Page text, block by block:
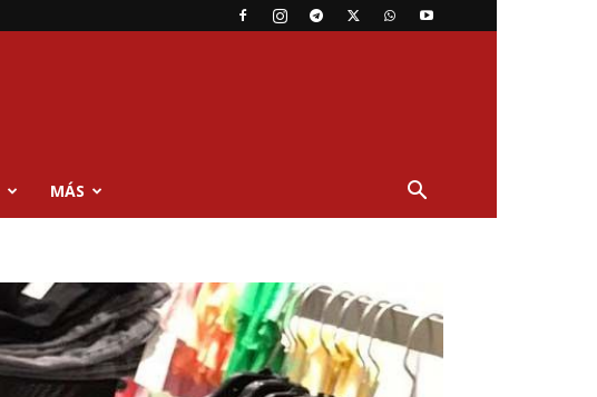
MÁS